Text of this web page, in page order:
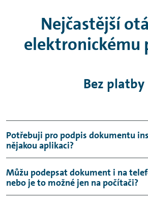
Nejčastější
elektronickému
Bez platby
Potřebuji pro podpis dokumentu
nějakou aplikaci?
Není potřeba, dokument podepíšete
webové aplikace ve svém prohlížeči.
Můžu podepsat dokument i na
nebo je to možné jen na počítači?